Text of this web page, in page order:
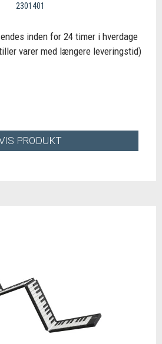
2301401
inden for 24 timer i hverdage
varer med længere leveringstid)
PRODUKT